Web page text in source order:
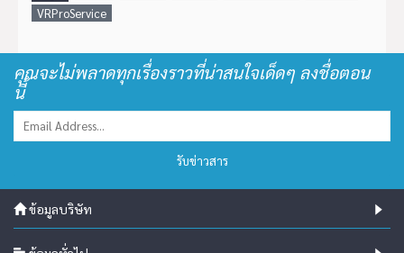
VRProService
คุณจะไม่พลาดทุกเรื่องราวที่น่าสนใจเด็ดๆ ลงชื่อตอน
นี้
รับข่าวสาร
ข้อมูลบริษัท